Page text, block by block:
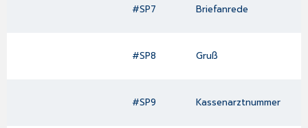
#SP7 Briefanrede
#SP8 Gruß
#SP9 Kassenarztnummer